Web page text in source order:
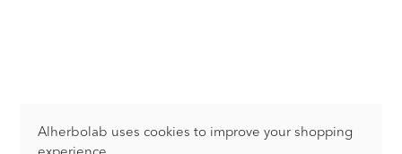
Alherbolab uses cookies to improve your shopping